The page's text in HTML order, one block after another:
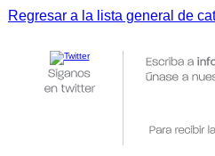
Regresar a la lista general de